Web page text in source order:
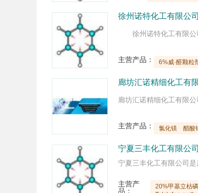
徐州诺特化工有限公司
主营产品： 6%威·醛颗粒
廊坊汇诺精细化工有
主营产品： 氯化镁 醋酸
宁夏三丰化工有限公
宁夏三丰化工有限公司
主营产
品：
20%甲基立枯